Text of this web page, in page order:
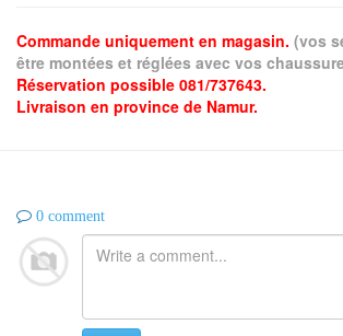
Commande uniquement en magasin. (vos
être montées et réglées avec vos
Réservation possible 081/737643.
Livraison en province de Namur.
0 comment